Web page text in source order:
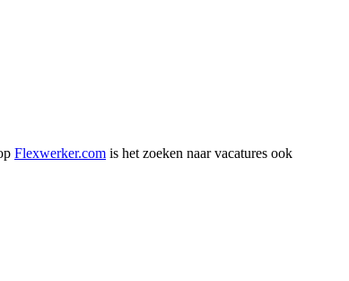
Flexwerker.com is het zoeken naar vacatures ook